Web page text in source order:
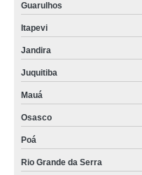
Guarulhos
Itapevi
Jandira
Juquitiba
Mauá
Osasco
Poá
Rio Grande da Serra